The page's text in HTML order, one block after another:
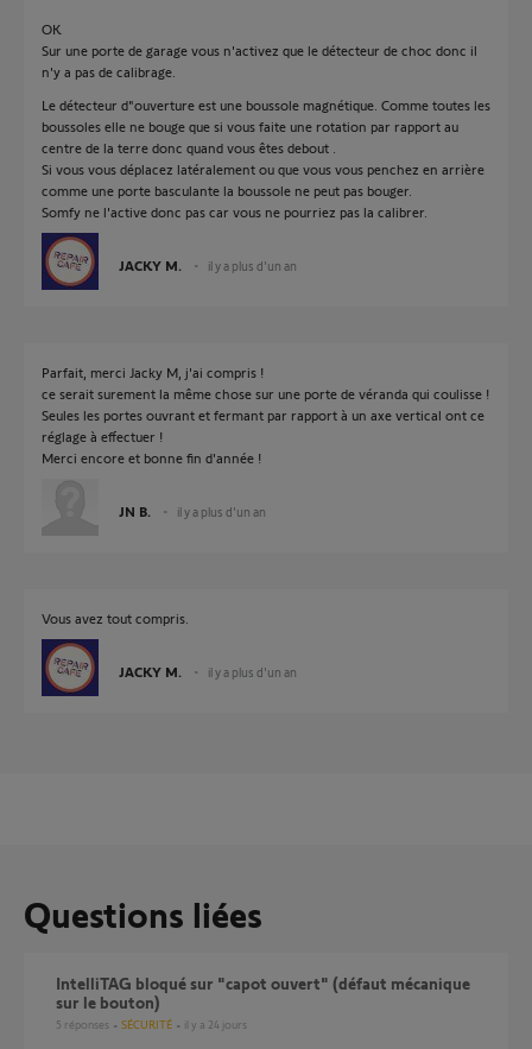
OK
Sur une porte de garage vous n'activez que le détecteur de choc donc il
n'y a pas de calibrage.
Le détecteur d"ouverture est une boussole magnétique. Comme toutes les
boussoles elle ne bouge que si vous faite une rotation par rapport au
centre de la terre donc quand vous êtes debout .
Si vous vous déplacez latéralement ou que vous vous penchez en arrière
comme une porte basculante la boussole ne peut pas bouger.
Somfy ne l'active donc pas car vous ne pourriez pas la calibrer.
JACKY M. il y a plus d'un an
Parfait, merci Jacky M, j'ai compris !
ce serait surement la même chose sur une porte de véranda qui coulisse !
Seules les portes ouvrant et fermant par rapport à un axe vertical ont ce
réglage à effectuer !
Merci encore et bonne fin d'année !
JN B. il y a plus d'un an
Vous avez tout compris.
JACKY M. il y a plus d'un an
Questions liées
IntelliTAG bloqué sur "capot ouvert" (défaut mécanique
sur le bouton)
5 réponses SÉCURITÉ il y a 24 jours